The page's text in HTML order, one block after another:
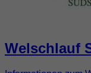
Welschlauf